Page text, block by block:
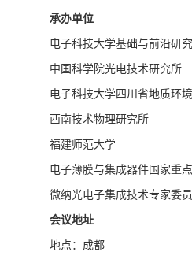
承办单位
电子科技大学基础与前沿研
中国科学院光电技术研究所
电子科技大学四川省地质环
西南技术物理研究所
福建师范大学
电子薄膜与集成器件国家重
微纳光电子集成技术专家委
会议地址
地点：成都